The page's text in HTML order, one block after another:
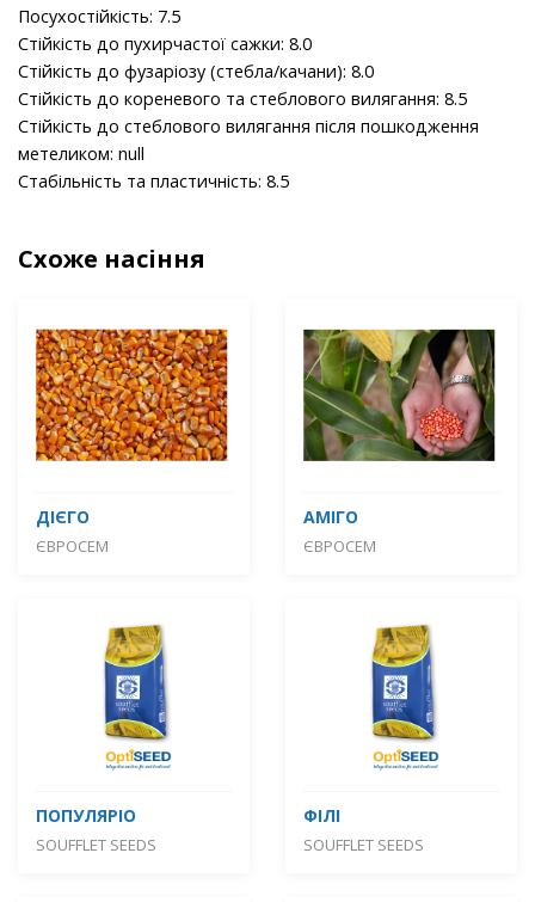
Посухостійкість: 7.5
Стійкість до пухирчастої сажки: 8.0
Стійкість до фузаріозу (стебла/качани): 8.0
Стійкість до кореневого та стеблового вилягання: 8.5
Стійкість до стеблового вилягання після пошкодження
метеликом: null
Стабільність та пластичність: 8.5
Схоже насіння
ДІЄГО
ЄВРОСЕМ
АМІГО
ЄВРОСЕМ
ПОПУЛЯРІО
SOUFFLET SEEDS
ФІЛІ
SOUFFLET SEEDS